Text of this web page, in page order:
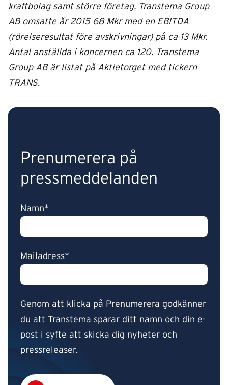
kraftbolag samt större företag. Transtema Group
AB omsatte år 2015 68 Mkr med en EBITDA
(rörelseresultat före avskrivningar) på ca 13 Mkr.
Antal anställda i koncernen ca 120. Transtema
Group AB är listat på Aktietorget med tickern
TRANS.
Prenumerera på
pressmeddelanden
Namn*
Mailadress*
Genom att klicka på Prenumerera godkänner
du att Transtema sparar ditt namn och din e-
post i syfte att skicka dig nyheter och
pressreleaser.